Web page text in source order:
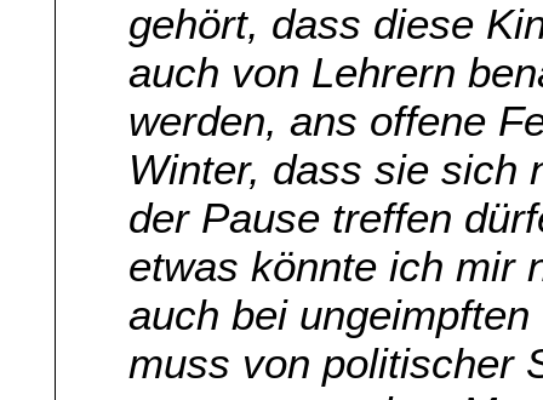
gehört, dass diese
auch von Lehrern
werden, ans offene
Winter, dass sie sich
der Pause treffen
etwas könnte ich mir
auch bei
muss von politischer